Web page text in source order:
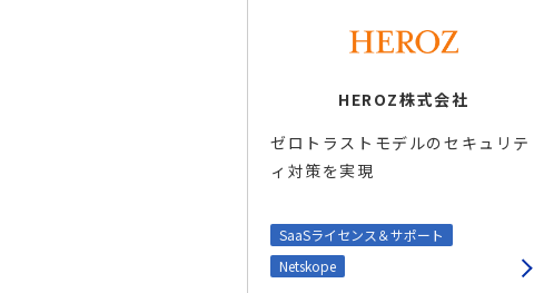
HEROZ株式会社
ゼロトラストモデルのセキュリテ
ィ対策を実現
SaaSライセンス＆サポート
Netskope